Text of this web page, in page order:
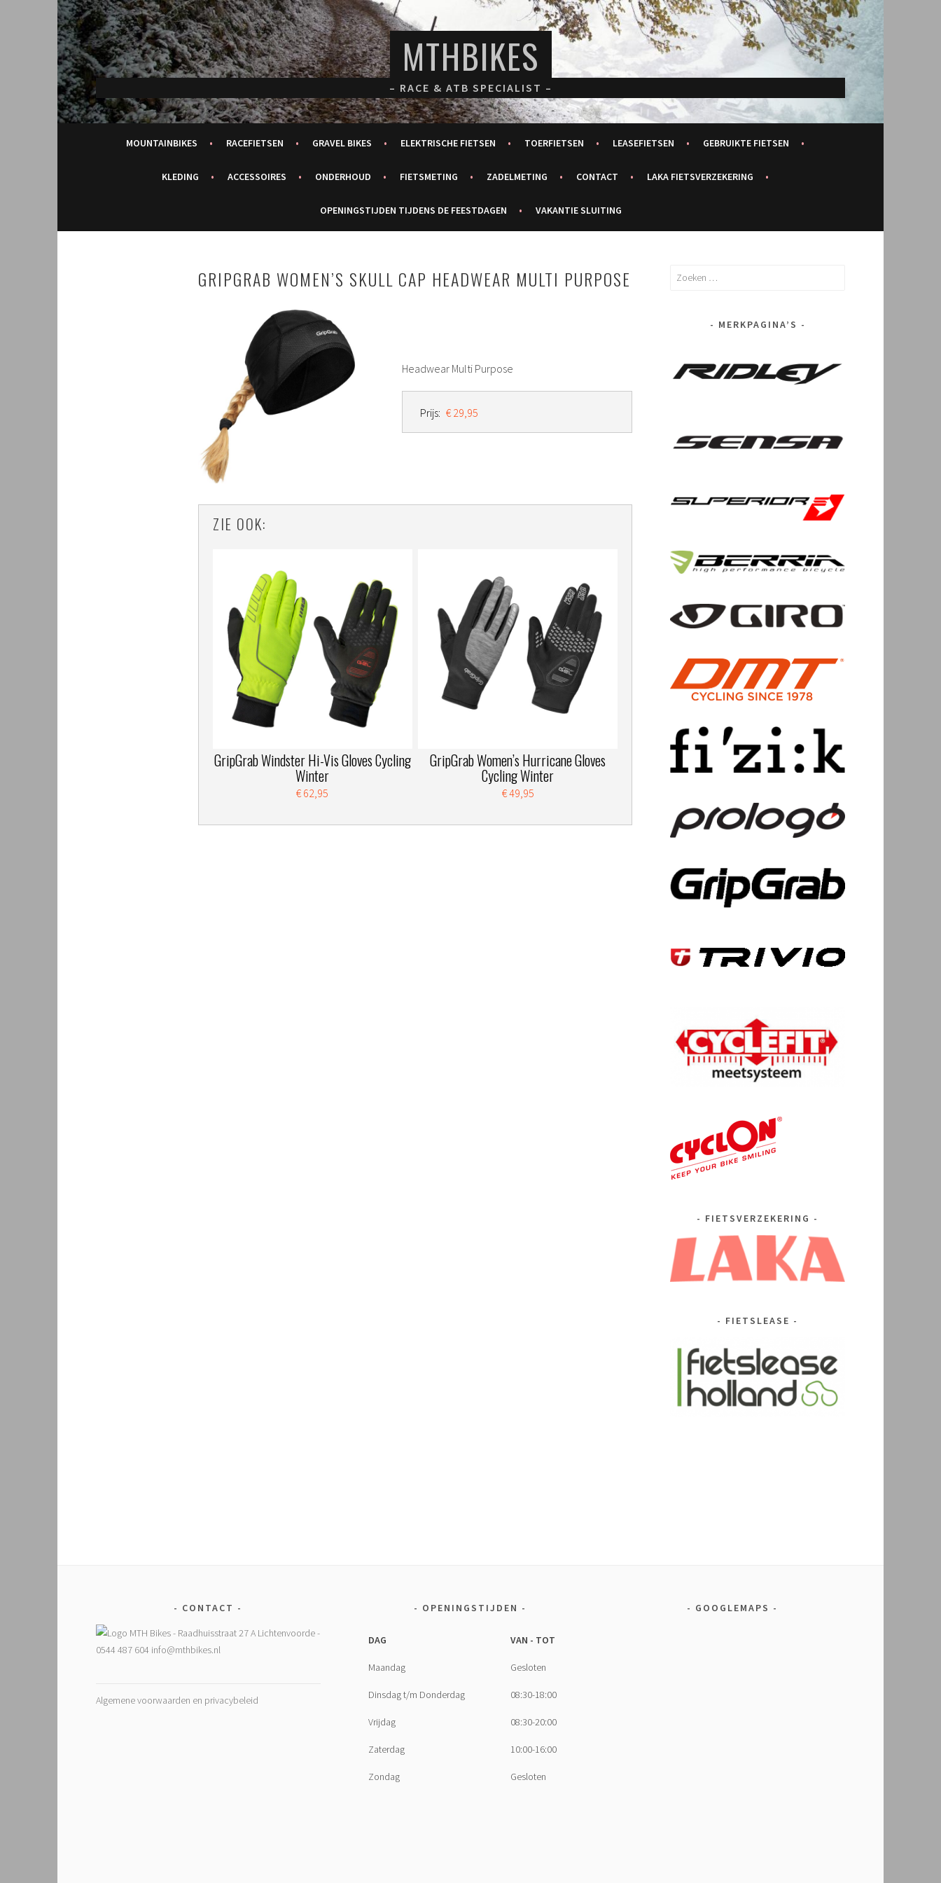
Spring
naar
inhoud
MTHBIKES
– RACE & ATB SPECIALIST –
MOUNTAINBIKES RACEFIETSEN GRAVEL BIKES ELEKTRISCHE FIETSEN TOERFIETSEN LEASEFIETSEN GEBRUIKTE FIETSEN
KLEDING ACCESSOIRES ONDERHOUD FIETSMETING ZADELMETING CONTACT LAKA FIETSVERZEKERING
OPENINGSTIJDEN TIJDENS DE FEESTDAGEN VAKANTIE SLUITING
GRIPGRAB WOMEN’S SKULL CAP HEADWEAR MULTI PURPOSE
Headwear Multi Purpose
Prijs: € 29,95
ZIE OOK:
GripGrab Windster Hi-Vis Gloves Cycling
Winter
€ 62,95
GripGrab Women’s Hurricane Gloves
Cycling Winter
€ 49,95
Zoeken
MERKPAGINA’S
FIETSVERZEKERING
FIETSLEASE
CONTACT
Algemene voorwaarden en privacybeleid
OPENINGSTIJDEN
DAG VAN - TOT
Maandag Gesloten
Dinsdag t/m Donderdag 08:30-18:00
Vrijdag 08:30-20:00
Zaterdag 10:00-16:00
Zondag Gesloten
GOOGLEMAPS